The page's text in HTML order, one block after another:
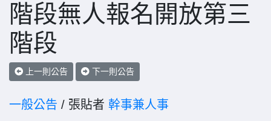
階段無人報名開放第三
階段
上一則公告 下一則公告
一般公告 / 張貼者 幹事兼人事